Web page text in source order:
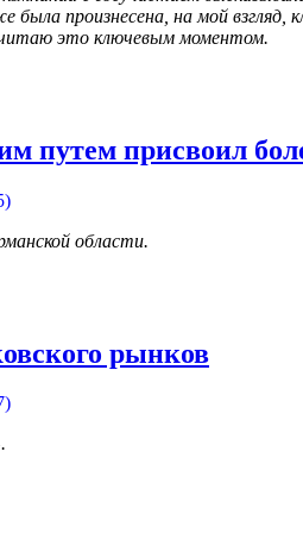
произнесена, на мой
это ключевым моментом.
путем присвоил
области.
рынков